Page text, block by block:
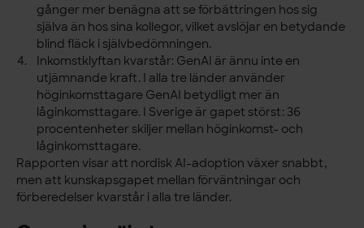
gånger mer benägna att se förbättringen hos sig
själva än hos sina kollegor, vilket avslöjar en betydande
blind fläck i självbedömningen.
Inkomstklyftan kvarstår: GenAI är ännu inte en
utjämnande kraft. I alla tre länder använder
höginkomsttagare GenAI betydligt mer än
låginkomsttagare. I Sverige är gapet störst: 36
procentenheter skiljer mellan höginkomst- och
låginkomsttagare.
Rapporten visar att nordisk AI-adoption växer snabbt,
men att kunskapsgapet mellan förväntningar och
förberedelser kvarstår i alla tre länder.